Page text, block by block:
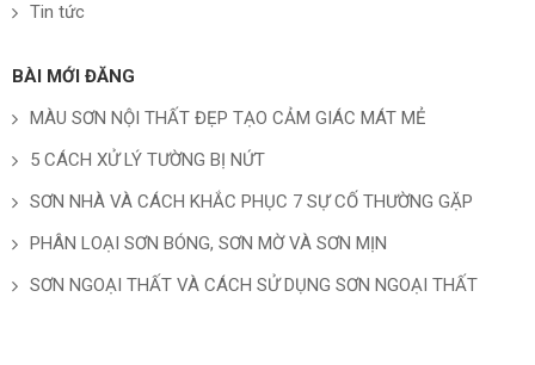
Tin tức
BÀI MỚI ĐĂNG
MÀU SƠN NỘI THẤT ĐẸP TẠO CẢM GIÁC MÁT MẺ
5 CÁCH XỬ LÝ TƯỜNG BỊ NỨT
SƠN NHÀ VÀ CÁCH KHẮC PHỤC 7 SỰ CỐ THƯỜNG GẶP
PHÂN LOẠI SƠN BÓNG, SƠN MỜ VÀ SƠN MỊN
SƠN NGOẠI THẤT VÀ CÁCH SỬ DỤNG SƠN NGOẠI THẤT